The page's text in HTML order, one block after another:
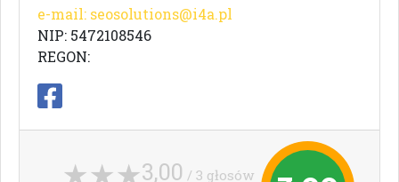
e-mail: seosolutions@i4a.pl
NIP: 5472108546
REGON:
3,00 / 3 głosów